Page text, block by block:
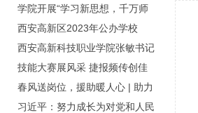
学院开展“学习新思想，千万师
生同上一堂课”活动
西安高新区2023年公办学校
（园） 公开招聘教职工公告
西安高新科技职业学院张敏书记
为全院师生党员上党课
技能大赛展风采 捷报频传创佳
绩：西安高新科技职业学院师生
在2023年陕西省职业技能大赛中
春风送岗位，援助暖人心 | 助力
毕业生求职就业
习近平：努力成长为对党和人民